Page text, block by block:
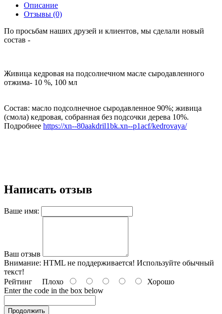
Описание
Отзывы (0)
По просьбам наших друзей и клиентов, мы сделали новый
состав -
Живица кедровая на подсолнечном масле сыродавленного
отжима- 10 %, 100 мл
Состав: масло подсолнечное сыродавленное 90%; живица
(смола) кедровая, собранная без подсочки дерева 10%.
Подробнее https://xn--80aakdril1bk.xn--p1acf/kedrovaya/
Написать отзыв
Ваше имя:
Ваш отзыв
Внимание: HTML не поддерживается! Используйте обычный
текст!
Рейтинг Плохо
Хорошо
Enter the code in the box below
Продолжить